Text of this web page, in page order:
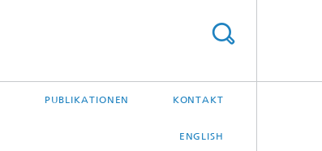
PUBLIKATIONEN KONTAKT
ENGLISH